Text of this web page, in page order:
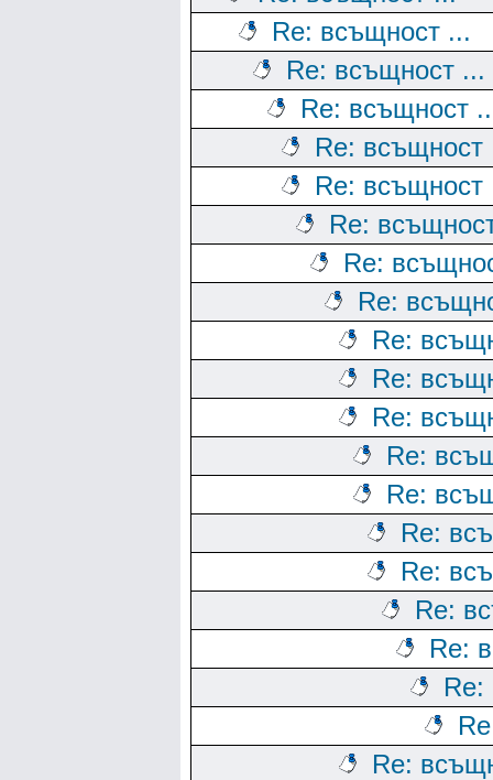
Re: всъщност ...
Re: всъщност ...
Re: всъщност
Re: всъщност
Re: всъщност
Re:
Re:
Re:
Re:
Re:
Re:
Re:
Re:
Re:
Re:
Re:
Re:
Re: